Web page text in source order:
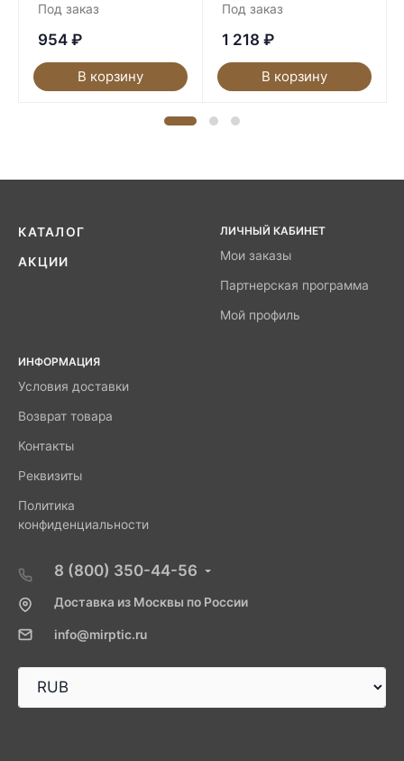
Под заказ
954 ₽
В корзину
Под заказ
1 218 ₽
В корзину
КАТАЛОГ
АКЦИИ
ЛИЧНЫЙ КАБИНЕТ
Мои заказы
Партнерская программа
Мой профиль
ИНФОРМАЦИЯ
Условия доставки
Возврат товара
Контакты
Реквизиты
Политика
конфиденциальности
8 (800) 350-44-56
Доставка из Москвы по России
info@mirptic.ru